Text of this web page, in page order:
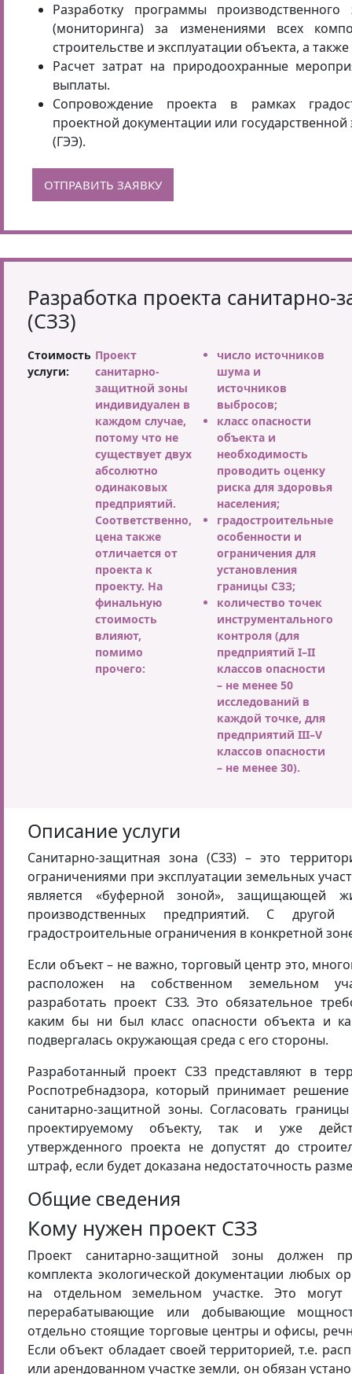
Разработку программы производственного
(мониторинга) за изменениями всех
строительстве и эксплуатации объекта, а
Расчет затрат на природоохранные
выплаты.
Сопровождение проекта в рамках
проектной документации или государственной
(ГЭЭ).
ОТПРАВИТЬ ЗАЯВКУ
Разработка проекта санитарно-
(СЗЗ)
Стоимость
услуги:
Проект
санитарно-
защитной зоны
индивидуален в
каждом случае,
потому что не
существует двух
абсолютно
одинаковых
предприятий.
Соответственно,
цена также
отличается от
проекта к
проекту. На
финальную
стоимость
влияют,
помимо
прочего:
число источников
шума и
источников
выбросов;
класс опасности
объекта и
необходимость
проводить оценку
риска для здоровья
населения;
градостроительные
особенности и
ограничения для
установления
границы СЗЗ;
количество точек
инструментального
контроля (для
предприятий I–II
классов опасности
– не менее 50
исследований в
каждой точке, для
предприятий III–V
классов опасности
– не менее 30).
Описание услуги
Санитарно-защитная зона (СЗЗ) – это
ограничениями при эксплуатации земельных
является «буферной зоной», защищающей
производственных предприятий. С
градостроительные ограничения в конкретной
Если объект – не важно, торговый центр это,
расположен на собственном земельном
разработать проект СЗЗ. Это обязательное
каким бы ни был класс опасности объекта и
подвергалась окружающая среда с его стороны.
Разработанный проект СЗЗ представляют в
Роспотребнадзора, который принимает
санитарно-защитной зоны. Согласовать
проектируемому объекту, так и уже
утвержденного проекта не допустят до
штраф, если будет доказана недостаточность
Общие сведения
Кому нужен проект СЗЗ
Проект санитарно-защитной зоны должен
комплекта экологической документации любых
на отдельном земельном участке. Это могут
перерабатывающие или добывающие
отдельно стоящие торговые центры и офисы,
Если объект обладает своей территорией, т.е.
или арендованном участке земли, он обязан